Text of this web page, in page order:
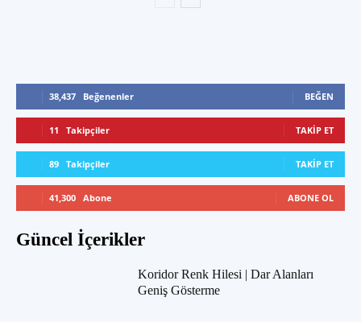
38,437 Beğenenler BEĞEN
11 Takipçiler TAKIP ET
89 Takipçiler TAKIP ET
41,300 Abone ABONE OL
Güncel İçerikler
Koridor Renk Hilesi | Dar Alanları
Geniş Gösterme